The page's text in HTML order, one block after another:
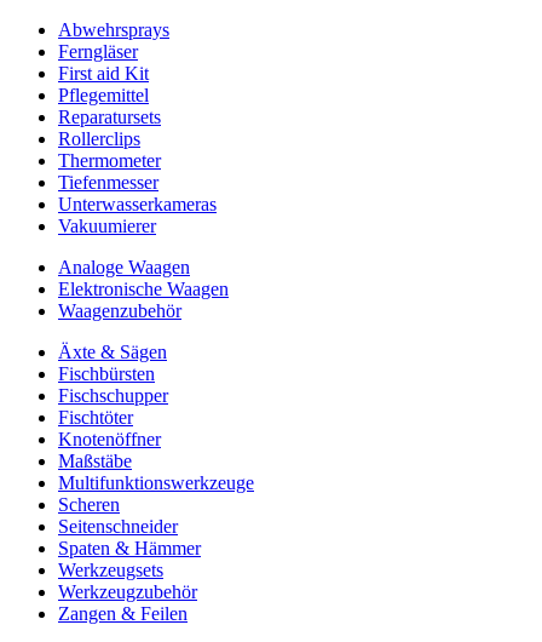
Abwehrsprays
Ferngläser
First aid Kit
Pflegemittel
Reparatursets
Rollerclips
Thermometer
Tiefenmesser
Unterwasserkameras
Vakuumierer
Analoge Waagen
Elektronische Waagen
Waagenzubehör
Äxte & Sägen
Fischbürsten
Fischschupper
Fischtöter
Knotenöffner
Maßstäbe
Multifunktionswerkzeuge
Scheren
Seitenschneider
Spaten & Hämmer
Werkzeugsets
Werkzeugzubehör
Zangen & Feilen